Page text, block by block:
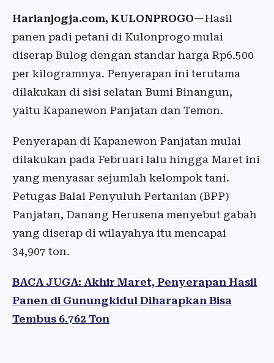
Harianjogja.com, KULONPROGO—Hasil
panen padi petani di Kulonprogo mulai
diserap Bulog dengan standar harga Rp6.500
per kilogramnya. Penyerapan ini terutama
dilakukan di sisi selatan Bumi Binangun,
yaitu Kapanewon Panjatan dan Temon.
Penyerapan di Kapanewon Panjatan mulai
dilakukan pada Februari lalu hingga Maret ini
yang menyasar sejumlah kelompok tani.
Petugas Balai Penyuluh Pertanian (BPP)
Panjatan, Danang Herusena menyebut gabah
yang diserap di wilayahya itu mencapai
34,907 ton.
BACA JUGA: Akhir Maret, Penyerapan Hasil
Panen di Gunungkidul Diharapkan Bisa
Tembus 6.762 Ton